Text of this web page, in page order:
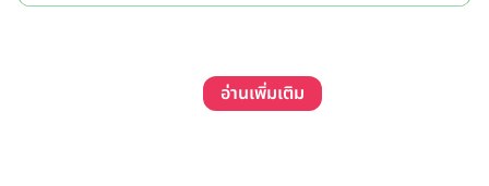
อ่านเพิ่มเติม